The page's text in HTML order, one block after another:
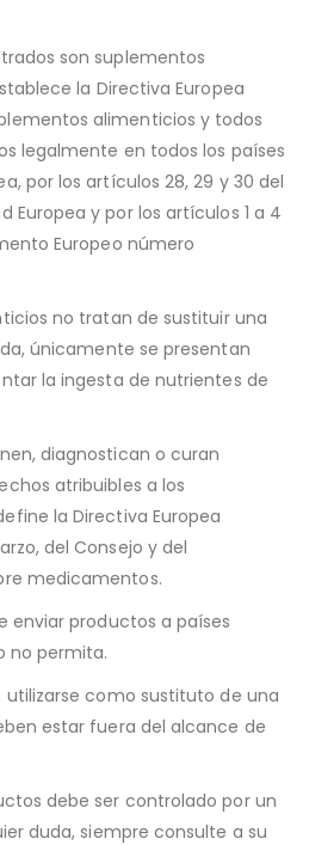
son suplementos
la Directiva Europea
alimenticios y todos
legalmente en todos los países
por los artículos 28, 29 y 30 del
Europea y por los artículos 1 a 4
Europeo número
no tratan de sustituir una
únicamente se presentan
la ingesta de nutrientes de
diagnostican o curan
atribuibles a los
la Directiva Europea
del Consejo y del
medicamentos.
enviar productos a países
no permita.
utilizarse como sustituto de una
estar fuera del alcance de
debe ser controlado por un
duda, siempre consulte a su